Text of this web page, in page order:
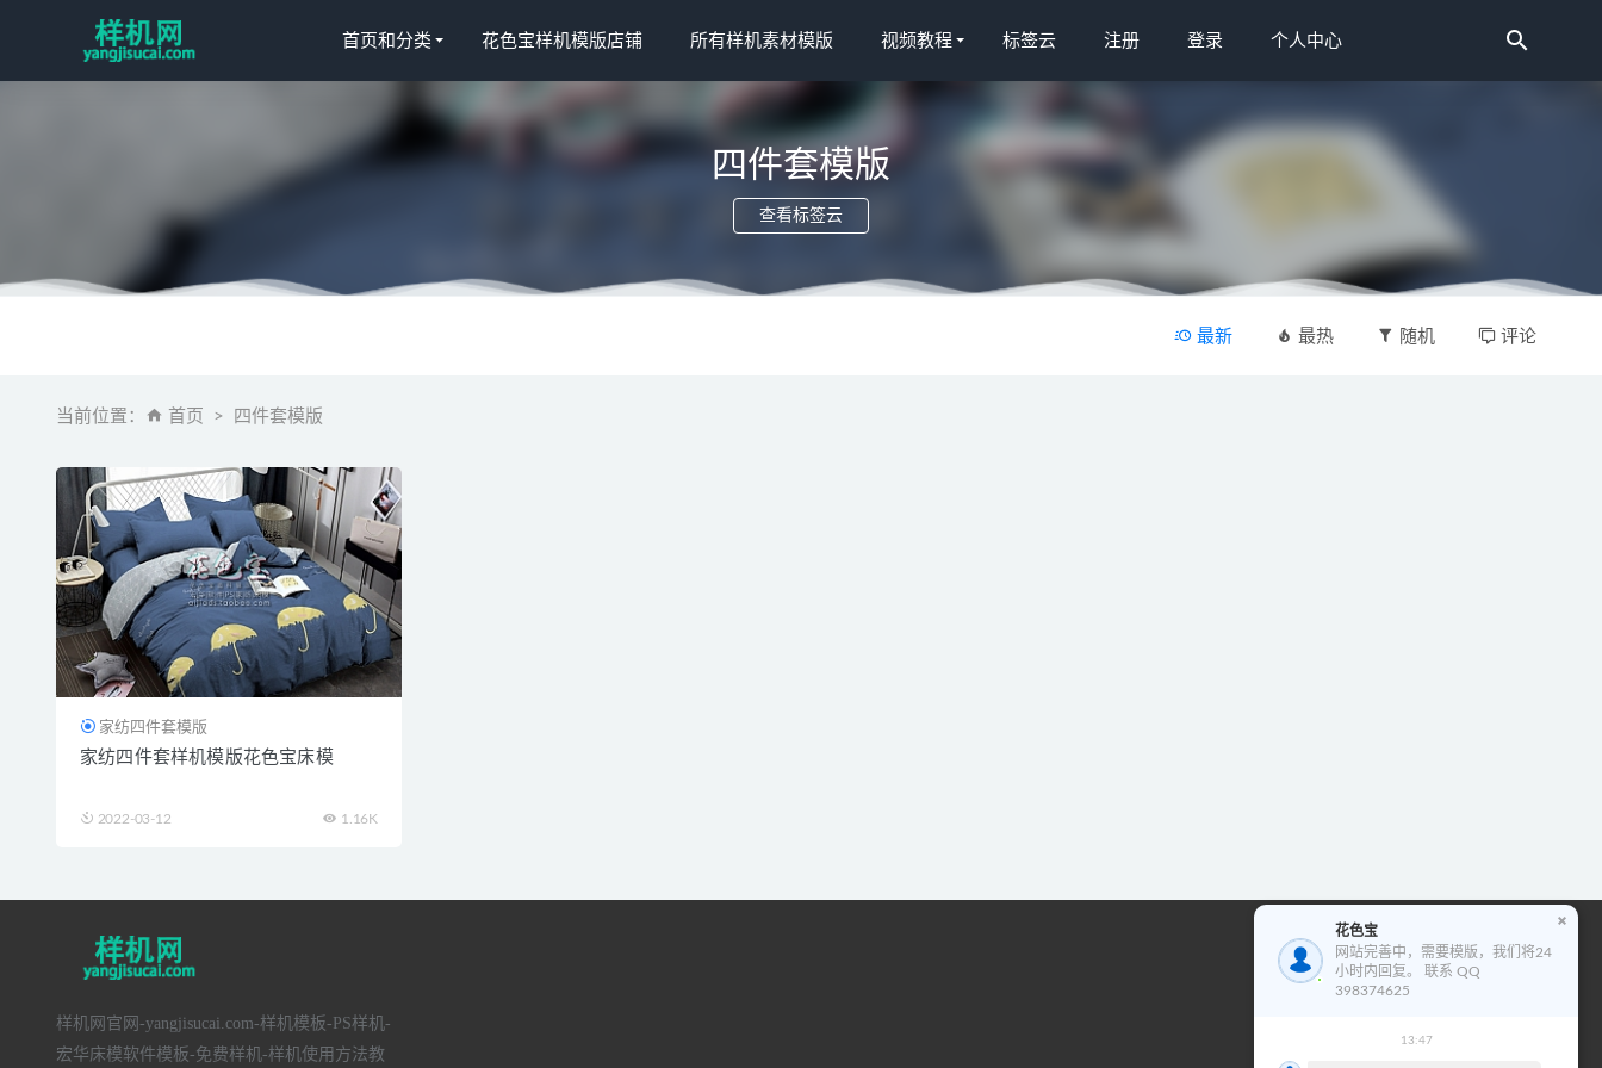
首页和分类 花色宝样机模版店铺 所有样机素材模版 视频教程 标签云 注册 登录 个人中心
四件套模版
查看标签云
最新 最热 随机 评论
当前位置： 首页 四件套模版
家纺四件套模版
家纺四件套样机模版花色宝床模
2022-03-12 1.16K
样机网官网-yangjisucai.com-样机模板-PS样机-
宏华床模软件模板-免费样机-样机使用方法教
花色宝模版使用教程
视
00:00
蚊帐花色宝(2045)xiaoguo 2022-03-19
花色宝
网站完善中，需要模版，我们将24
小时内回复。 联系 QQ
398374625
13:47